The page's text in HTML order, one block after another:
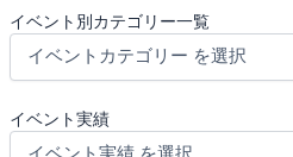
イベント別カテゴリー一覧
イベント実績